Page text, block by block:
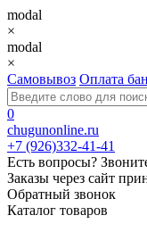
modal
×
modal
×
Самовывоз Оплата
0
chugunonline.ru
+7 (926)332-41-41
Есть вопросы?
Заказы через сайт
Обратный звонок
Каталог товаров